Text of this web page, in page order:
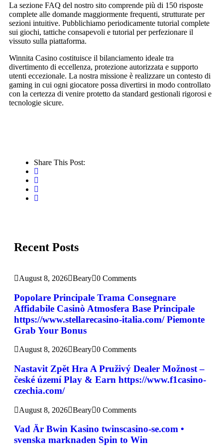
La sezione FAQ del nostro sito comprende più di 150 risposte
complete alle domande maggiormente frequenti, strutturate per
sezioni intuitive. Pubblichiamo periodicamente tutorial complete
sui giochi, tattiche consapevoli e tutorial per perfezionare il
vissuto sulla piattaforma.
Winnita Casino costituisce il bilanciamento ideale tra
divertimento di eccellenza, protezione autorizzata e supporto
utenti eccezionale. La nostra missione è realizzare un contesto di
gaming in cui ogni giocatore possa divertirsi in modo controllato
con la certezza di venire protetto da standard gestionali rigorosi e
tecnologie sicure.
Share This Post:
Recent Posts
August 8, 2026 Beary 0 Comments
Popolare Principale Trama Consegnare
Affidabile Casinò Atmosfera Base Principale
https://www.stellarecasino-italia.com/ Piemonte
Grab Your Bonus
August 8, 2026 Beary 0 Comments
Nastavit Zpět Hra A Pruživý Dealer Možnost –
české území Play & Earn https://www.f1casino-
czechia.com/
August 8, 2026 Beary 0 Comments
Vad Är Bwin Kasino twinscasino-se.com •
svenska marknaden Spin to Win